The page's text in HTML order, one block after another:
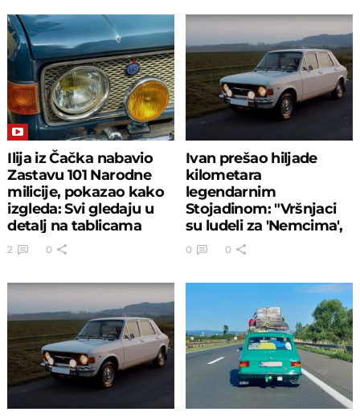
Ilija iz Čačka nabavio
Zastavu 101 Narodne
milicije, pokazao kako
izgleda: Svi gledaju u
detalj na tablicama
2 0
Ivan prešao hiljade
kilometara
legendarnim
Stojadinom: "Vršnjaci
su ludeli za 'Nemcima',
a ja za Zastavom"
0 0